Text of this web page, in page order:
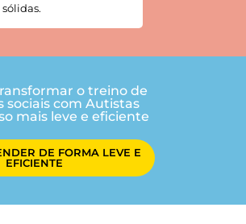
sólidas.
o treino de
sociais com Autistas
mais leve e eficiente
DE FORMA LEVE E
EFICIENTE